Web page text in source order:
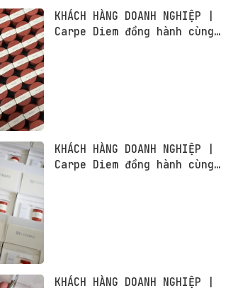
KHÁCH HÀNG DOANH NGHIỆP |
Carpe Diem đồng hành cùng
KHÁCH HÀNG DOANH NGHIỆP |
Carpe Diem đồng hành cùng
KHÁCH HÀNG DOANH NGHIỆP |